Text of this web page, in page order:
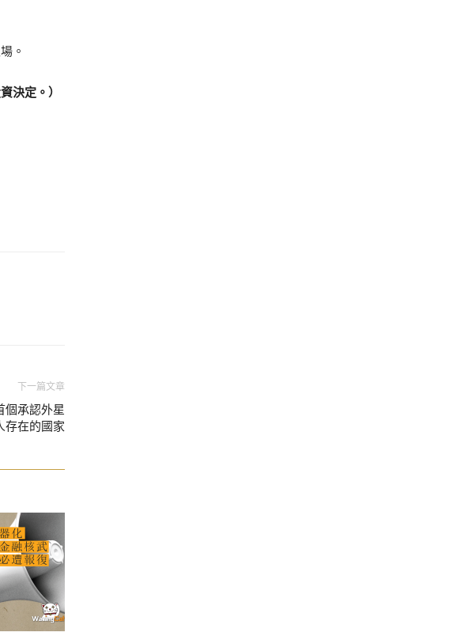
。
決定。）
下一篇文章
個承認外星
存在的國家